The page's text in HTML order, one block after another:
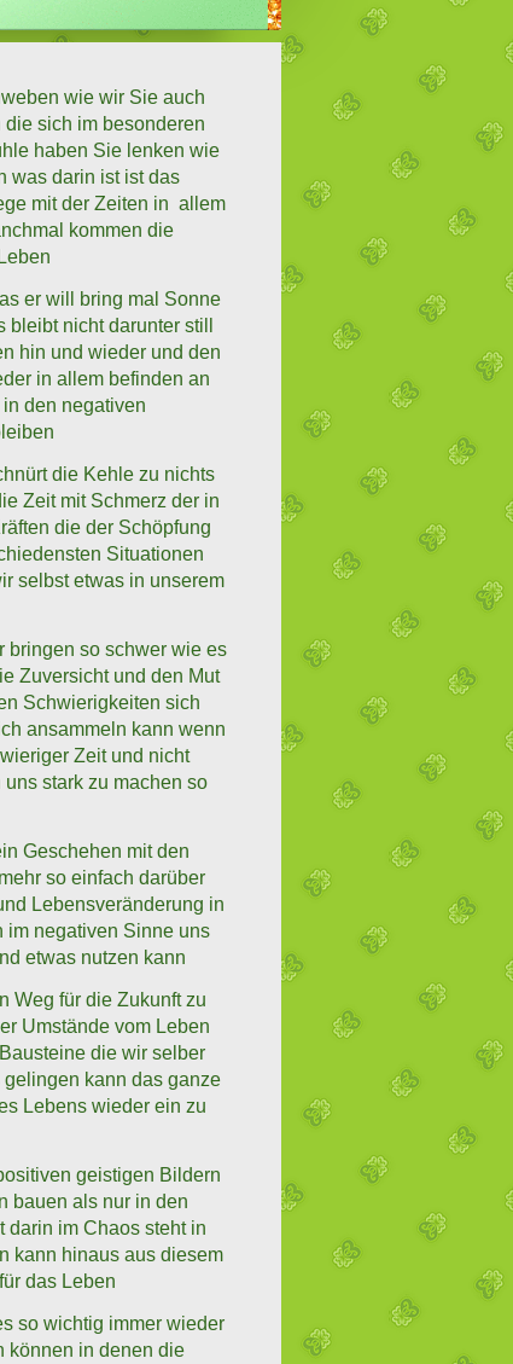
wie wir Sie auch
sich im besonderen
haben Sie lenken wie
was darin ist ist das
mit der Zeiten in allem
kommen die
er will bring mal Sonne
nicht darunter still
hin und wieder und den
in allem befinden an
den negativen
die Kehle zu nichts
Zeit mit Schmerz der in
die der Schöpfung
Situationen
selbst etwas in unserem
bringen so schwer wie es
Zuversicht und den Mut
Schwierigkeiten sich
ansammeln kann wenn
Zeit und nicht
stark zu machen so
Geschehen mit den
so einfach darüber
Lebensveränderung in
im negativen Sinne uns
etwas nutzen kann
Weg für die Zukunft zu
Umstände vom Leben
die wir selber
kann das ganze
Lebens wieder ein zu
geistigen Bildern
bauen als nur in den
im Chaos steht in
kann hinaus aus diesem
das Leben
so wichtig immer wieder
können in denen die